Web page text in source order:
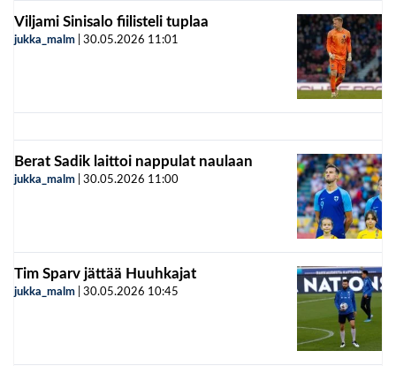
Viljami Sinisalo fiilisteli tuplaa
jukka_malm 30.05.2026 11:01
Berat Sadik laittoi nappulat naulaan
jukka_malm 30.05.2026 11:00
Tim Sparv jättää Huuhkajat
jukka_malm 30.05.2026 10:45